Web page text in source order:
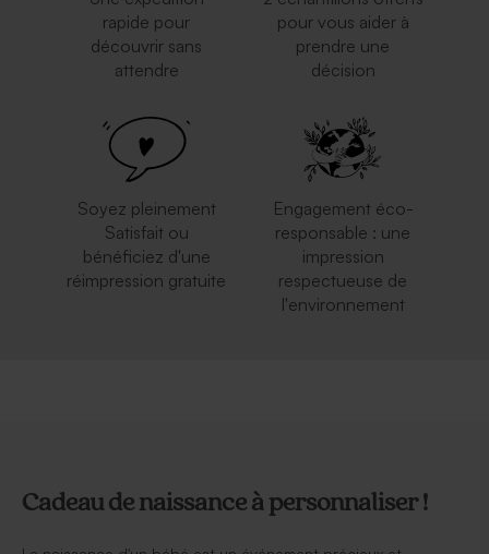
rapide pour
découvrir sans
attendre
pour vous aider à
prendre une
décision
Soyez pleinement
Satisfait ou
bénéficiez d'une
réimpression gratuite
Engagement éco-
responsable : une
impression
respectueuse de
l'environnement
Cadeau de naissance à personnaliser !